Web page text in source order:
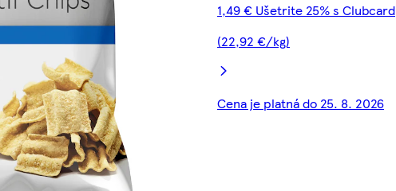
1,49 € Ušetrite 25% s Clubcard
(22,92 €/kg)
Cena je platná do 25. 8. 2026